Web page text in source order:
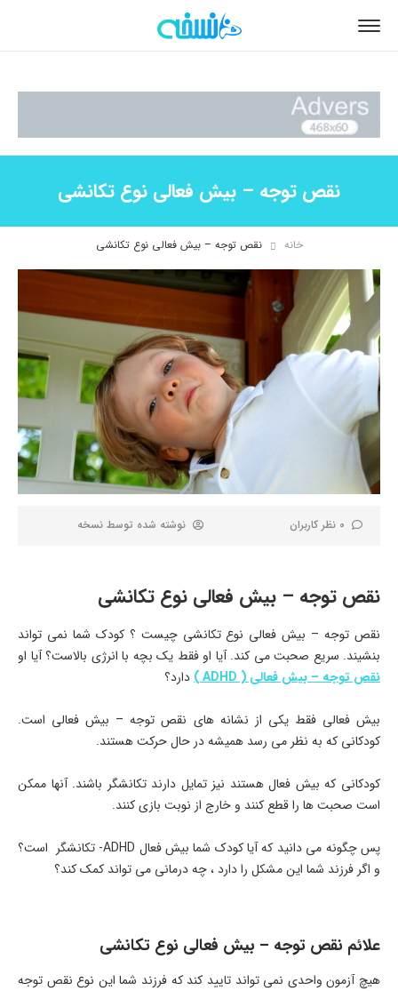
نقص توجه – بیش فعالی نوع تکانشی
خانه نقص توجه – بیش فعالی نوع تکانشی
0 نظر کاربران نوشته شده توسط نسخه
نقص توجه – بیش فعالی نوع تکانشی
نقص توجه – بیش فعالی نوع تکانشی چیست ؟ کودک شما نمی تواند
بنشیند. سریع صحبت می کند. آیا او فقط یک بچه با انرژی بالاست؟ آیا او
نقص توجه – بیش فعالی ( ADHD )
دارد؟
بیش فعالی فقط یکی از نشانه های نقص توجه – بیش فعالی است.
کودکانی که به نظر می رسد همیشه در حال حرکت هستند.
کودکانی که بیش فعال هستند نیز تمایل دارند تکانشگر باشند. آنها ممکن
است صحبت ها را قطع کنند و خارج از نوبت بازی کنند.
پس چگونه می دانید که آیا کودک شما بیش فعال ADHD- تکانشگر است؟
و اگر فرزند شما این مشکل را دارد ، چه درمانی می تواند کمک کند؟
علائم نقص توجه – بیش فعالی نوع تکانشی
هیچ آزمون واحدی نمی تواند تایید کند که فرزند شما این نوع نقص توجه